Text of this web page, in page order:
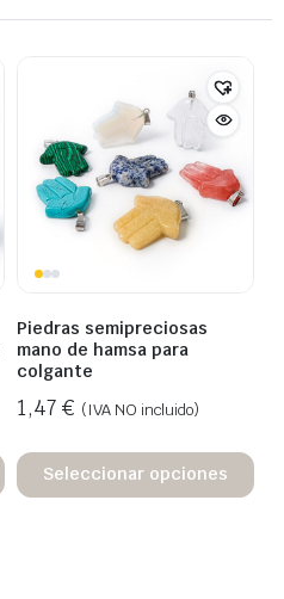
Piedras semipreciosas
mano de hamsa para
colgante
1,47 € (IVA NO incluido)
Seleccionar opciones